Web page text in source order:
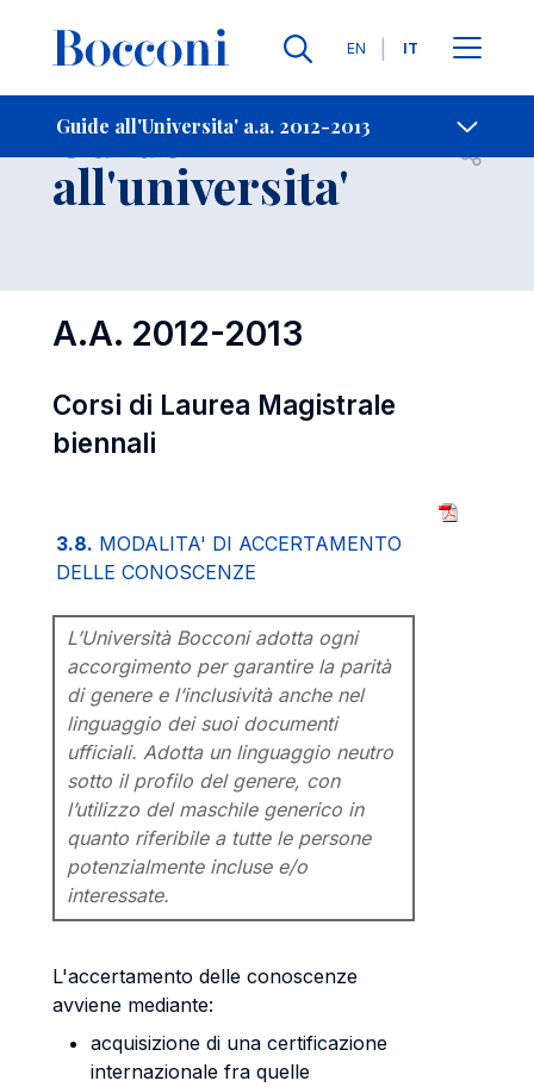
Lingue
EN IT
Guide all'Universita' a.a. 2012-2013
-
Guide
all'universita' Open
A.A. 2012-2013
Corsi di Laurea Magistrale
biennali
3.8. MODALITA' DI ACCERTAMENTO
DELLE CONOSCENZE
L’Università Bocconi adotta ogni
accorgimento per garantire la parità
di genere e l’inclusività anche nel
linguaggio dei suoi documenti
ufficiali. Adotta un linguaggio neutro
sotto il profilo del genere, con
l’utilizzo del maschile generico in
quanto riferibile a tutte le persone
potenzialmente incluse e/o
interessate.
L'accertamento delle conoscenze
avviene mediante:
acquisizione di una certificazione
internazionale fra quelle